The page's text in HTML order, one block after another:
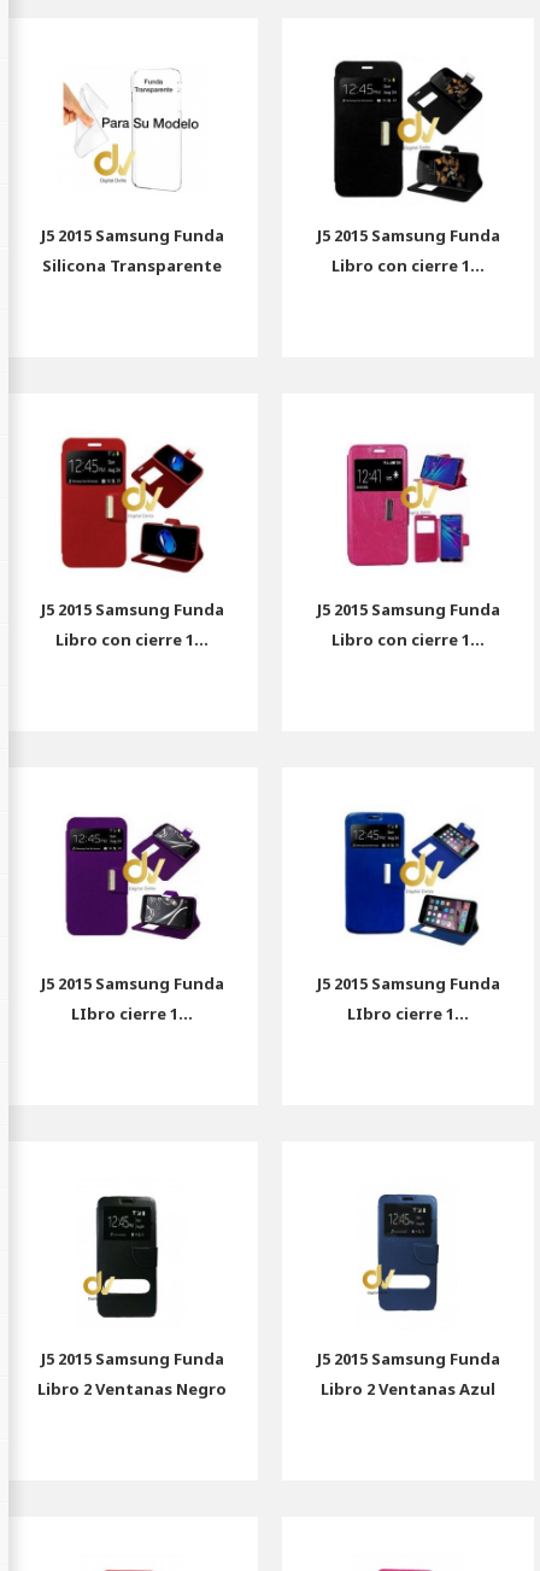
J5 2015 Samsung Funda
Silicona Transparente
J5 2015 Samsung Funda
Libro con cierre 1...
J5 2015 Samsung Funda
Libro con cierre 1...
J5 2015 Samsung Funda
Libro con cierre 1...
J5 2015 Samsung Funda
LIbro cierre 1...
J5 2015 Samsung Funda
LIbro cierre 1...
J5 2015 Samsung Funda
Libro 2 Ventanas Negro
J5 2015 Samsung Funda
Libro 2 Ventanas Azul